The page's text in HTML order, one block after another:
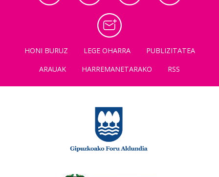
HONI BURUZ LEGE OHARRA
PUBLIZITATEA
ARAUAK
HARREMANETARAKO RSS